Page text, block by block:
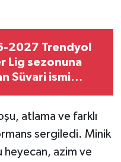
2027 Trendyol
Lig sezonuna
Süvari ismi
atlama ve farklı
sergiledi. Minik
heyecan, azim ve